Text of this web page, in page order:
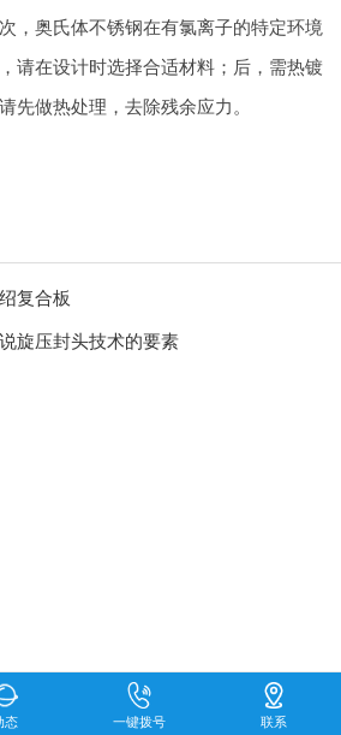
，奥氏体不锈钢在有氯离子的特定环境
请在设计时选择合适材料； 后，需热镀
先做热处理，去除残余应力。
复合板
旋压封头技术的要素
态 一键拨号 联系